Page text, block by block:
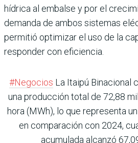
hídrica al embalse y por el
demanda de ambos sistemas
permitió optimizar el uso de la
responder con eficiencia.
#Negocios La Itaipú Binacional
una producción total de 72,88
hora (MWh), lo que representa
en comparación con 2024,
acumulada alcanzó